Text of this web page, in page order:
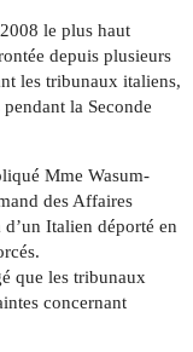
le plus haut
depuis plusieurs
les tribunaux italiens,
la Seconde
Mme Wasum-
des Affaires
Italien déporté en
que les tribunaux
concernant